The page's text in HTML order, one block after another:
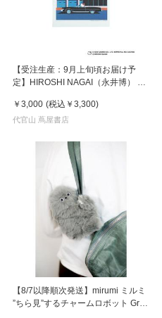
【受注生産：9月上旬頃お届け予
定】HIROSHI NAGAI（永井博） ×
スター / KTHN-PT Untitled 1
￥3,000 (税込 ￥3,300)
代官山 蔦屋書店
【8/7以降順次発送】mirumi ミルミ
”ちら見”するチャームロボット Gray